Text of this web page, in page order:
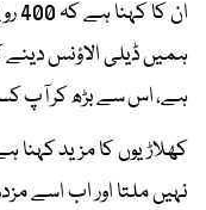
ان
ہمیں ڈیلی الاؤنس دینے
ہے، اس سے بڑھ کر آپ
کھلاڑیوں کا مزید کہنا
نہیں ملتا اور اب اسے